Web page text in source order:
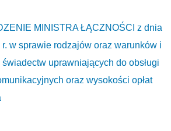
MINISTRA ŁĄCZNOŚCI z dnia
w sprawie rodzajów oraz warunków i
uprawniających do obsługi
oraz wysokości opłat